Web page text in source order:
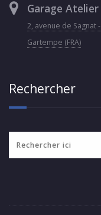
Garage
2, avenue de Sagnat
Gartempe (FRA)
Rechercher